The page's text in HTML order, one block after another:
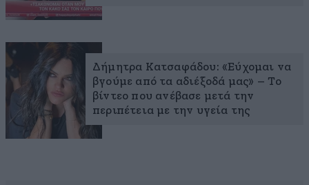
Δήμητρα Κατσαφάδου: «Εύχομαι να
βγούμε από τα αδιέξοδά μας» – Το
βίντεο που ανέβασε μετά την
περιπέτεια με την υγεία της